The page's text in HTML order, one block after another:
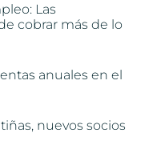
Las
cobrar más de lo
anuales en el
nuevos socios